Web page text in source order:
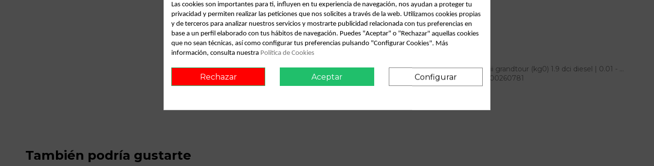
ID: 810899
Fecha disponible: 2022-04-06
Recambio de anillo airbag para renault laguna ii grandtour (kg0) 1.9 dci diesel | 0.01 - ...
1.9 dci diesel | 0.01 - ... referencia OEM IAM 8200260781
También podría gustarte
Las cookies son importantes para ti, influyen en tu experiencia de navegación, nos ayudan a proteger tu
privacidad y permiten realizar las peticiones que nos solicites a través de la web. Utilizamos cookies propias
y de terceros para analizar nuestros servicios y mostrarte publicidad relacionada con tus preferencias en
base a un perfil elaborado con tus hábitos de navegación. Puedes "Aceptar" o "Rechazar" aquellas cookies
que no sean técnicas, así como configurar tus preferencias pulsando "Configurar Cookies". Más
información, consulta nuestra Política de Cookies
Rechazar Aceptar Configurar